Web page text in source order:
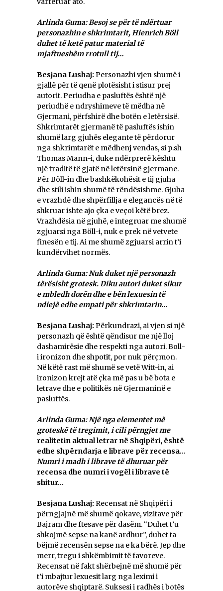
Arlinda Guma: Besoj se për të ndërtuar
personazhin e shkrimtarit, Hienrich Böll
duhet të ketë patur material të
mjaftueshëm rrotull tij…
Besjana Lushaj: Personazhi vjen shumë i
gjallë për të qenë plotësisht i stisur prej
autorit. Periudha e pasluftës është një
periudhë e ndryshimeve të mëdha në
Gjermani, përfshirë dhe botën e letërsisë.
Shkrimtarët gjermanë të pasluftës ishin
shumë larg gjuhës elegante të përdorur
nga shkrimtarët e mëdhenj vendas, si p.sh
Thomas Mann-i, duke ndërprerë kështu
një traditë të gjatë në letërsinë gjermane.
Për Böll-in dhe bashkëkohësit e tij gjuha
dhe stili ishin shumë të rëndësishme. Gjuha
e vrazhdë dhe shpërfillja e elegancës në të
shkruar ishte ajo çka e veçoi këtë brez.
Vrazhdësia në gjuhë, e integruar me shumë
zgjuarsi nga Böll-i, nuk e prek në vetvete
finesën e tij. Ai me shumë zgjuarsi arrin t’i
kundërvihet normës.
Arlinda Guma: Nuk duket një personazh
tërësisht grotesk. Diku autori duket sikur
e mbledh dorën dhe e bën lexuesin të
ndiejë edhe empati për shkrimtarin…
Besjana Lushaj: Përkundrazi, ai vjen si një
personazh që është qëndisur me një lloj
dashamirësie dhe respekti nga autori. Boll-
i ironizon dhe shpotit, por nuk përçmon.
Në këtë rast më shumë se vetë Witt-in, ai
ironizon krejt atë çka më pas u bë bota e
letrave dhe e politikës në Gjermaninë e
pasluftës.
Arlinda Guma: Një nga elementet më
groteskë të tregimit, i cili përngjet me
realitetin aktual letrar në Shqipëri, është
edhe shpërndarja e librave për recensa…
Numri i madh i librave të dhuruar për
recensa dhe numri i vogël i librave të
shitur…
Besjana Lushaj: Recensat në Shqipëri i
përngjajnë më shumë qokave, vizitave për
Bajram dhe ftesave për dasëm. “Duhet t’u
shkojmë sepse na kanë ardhur”, duhet ta
bëjmë recensën sepse na e ka bërë. Jep dhe
merr, tregu i shkëmbimit të favoreve.
Recensat në fakt shërbejnë më shumë për
t’i mbajtur lexuesit larg nga leximi i
autorëve shqiptarë. Suksesi i radhës i botës